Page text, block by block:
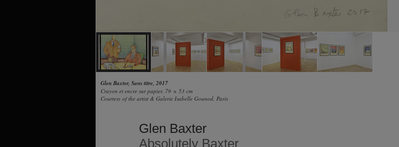
Glen Baxter, Sans titre, 2017
Crayon et encre sur papier, 79 × 53 cm
Courtesy of the artist & Galerie Isabelle Gounod, Paris
Glen Baxter
Absolutely Baxter